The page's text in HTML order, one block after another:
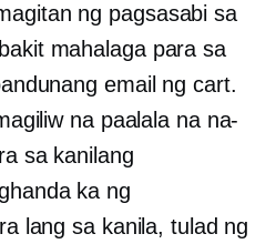
ng pagsasabi sa
mahalaga para sa
email ng cart.
na paalala na na-
sa kanilang
ka ng
lang sa kanila, tulad ng